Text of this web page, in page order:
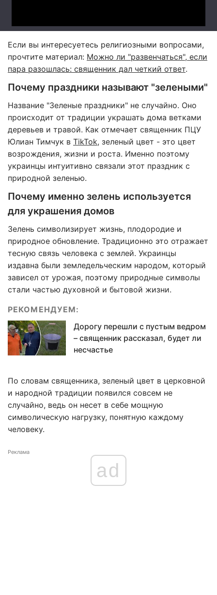
Если вы интересуетесь религиозными вопросами,
прочтите материал: Можно ли "развенчаться", если
пара разошлась: священник дал четкий ответ.
Почему праздники называют "зелеными"
Название "Зеленые праздники" не случайно. Оно
происходит от традиции украшать дома ветками
деревьев и травой. Как отмечает священник ПЦУ
Юлиан Тимчук в TikTok, зеленый цвет - это цвет
возрождения, жизни и роста. Именно поэтому
украинцы интуитивно связали этот праздник с
природной зеленью.
Почему именно зелень используется
для украшения домов
Зелень символизирует жизнь, плодородие и
природное обновление. Традиционно это отражает
тесную связь человека с землей. Украинцы
издавна были земледельческим народом, который
зависел от урожая, поэтому природные символы
стали частью духовной и бытовой жизни.
РЕКОМЕНДУЕМ:
Дорогу перешли с пустым ведром
– священник рассказал, будет ли
несчастье
По словам священника, зеленый цвет в церковной
и народной традиции появился совсем не
случайно, ведь он несет в себе мощную
символическую нагрузку, понятную каждому
человеку.
Реклама
ad